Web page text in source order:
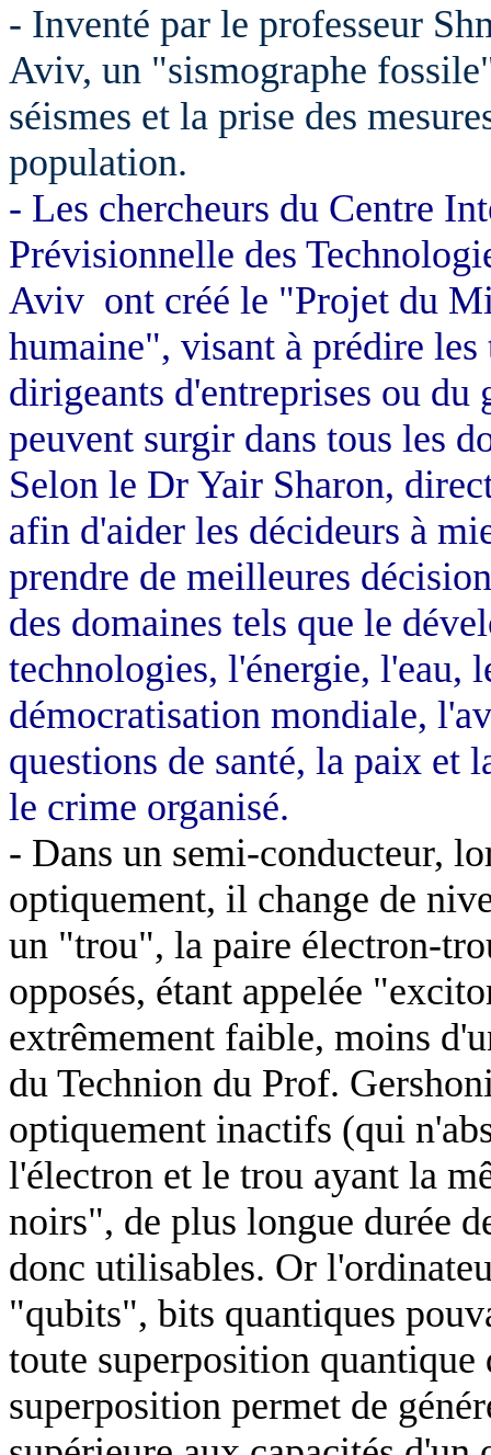
- Inventé par le professeur
Aviv, un "sismographe
séismes et la prise des
population.
- Les chercheurs du Centre
Prévisionnelle des
Aviv ont créé le "Projet du
humaine", visant à prédire
dirigeants d'entreprises ou du
peuvent surgir dans tous les
Selon le Dr Yair Sharon,
afin d'aider les décideurs à
prendre de meilleures
des domaines tels que le
technologies, l'énergie, l'eau,
démocratisation mondiale,
questions de santé, la paix et
le crime organisé.
- Dans un semi-conducteur,
optiquement, il change de
un "trou", la paire électron-
opposés, étant appelée
extrêmement faible, moins
du Technion du Prof.
optiquement inactifs (qui
l'électron et le trou ayant la
noirs", de plus longue durée
donc utilisables. Or
"qubits", bits quantiques
toute superposition quantique
superposition permet de